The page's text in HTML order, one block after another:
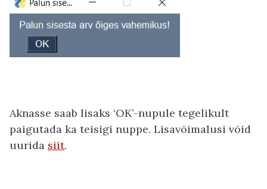
Aknasse saab lisaks ‘OK’-nupule tegelikult
paigutada ka teisigi nuppe. Lisavõimalusi võid
uurida siit.